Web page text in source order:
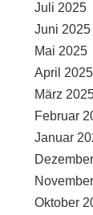
Juli 2025
Juni 2025
Mai 2025
April 2025
März
Februar
Januar
Oktober